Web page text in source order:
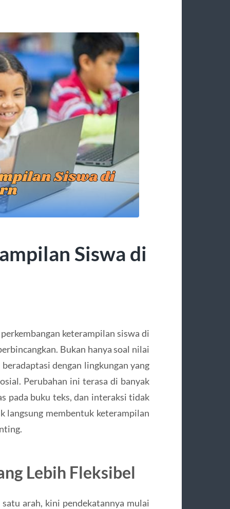
Siswa di
keterampilan siswa di
Bukan hanya soal nilai
dengan lingkungan yang
Perubahan ini terasa di banyak
pada buku teks, dan interaksi tidak
langsung membentuk keterampilan
Lebih Fleksibel
arah, kini pendekatannya mulai